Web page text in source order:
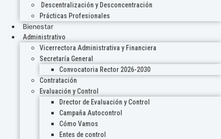
Descentralización y Desconcentración
Prácticas Profesionales
Bienestar
Administrativo
Vicerrectora Administrativa y Financiera
Secretaría General
Convocatoria Rector 2026-2030
Contratación
Evaluación y Control
Drector de Evaluación y Control
Campaña Autocontrol
Cómo Vamos
Entes de control